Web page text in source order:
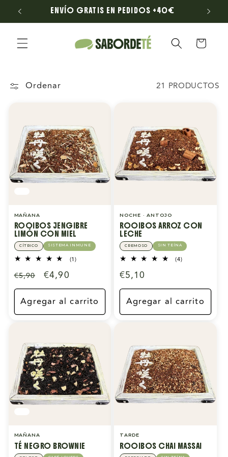
directamente
al contenido
ENVÍO GRATIS EN PEDIDOS +40€
Carrito
Ordenar 21 PRODUCTOS
MAÑANA
ROOIBOS JENGIBRE
LIMÓN CON MIEL
CÍTRICO SISTEMA INMUNE
(1)1
Precio
habitual
€5,90
Precio
de
oferta
€4,90
Agregar al carrito
NOCHE · ANTOJO
ROOIBOS ARROZ CON
LECHE
CREMOSO SIN TEÍNA
(4)4
Precio
habitual
€5,10
Agregar al carrito
MAÑANA
TÉ NEGRO BROWNIE
TARDE
ROOIBOS CHAI MASSAI